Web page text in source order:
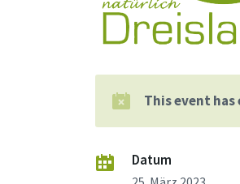
This event has
Datum